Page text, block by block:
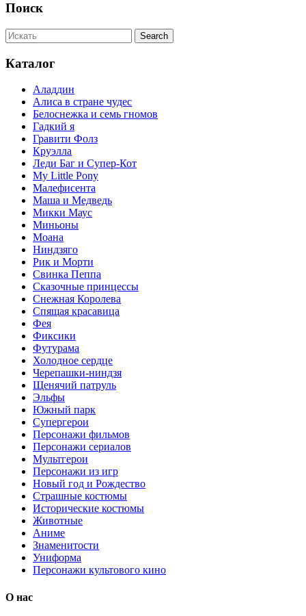
Поиск
Каталог
Аладдин
Алиса в стране чудес
Белоснежка и семь гномов
Гадкий я
Гравити Фолз
Круэлла
Леди Баг и Супер-Кот
My Little Pony
Малефисента
Маша и Медведь
Микки Маус
Миньоны
Моана
Ниндзяго
Рик и Морти
Свинка Пеппа
Сказочные принцессы
Снежная Королева
Спящая красавица
Фея
Фиксики
Футурама
Холодное сердце
Черепашки-ниндзя
Щенячий патруль
Эльфы
Южный парк
Супергерои
Персонажи фильмов
Персонажи сериалов
Мультгерои
Персонажи из игр
Новый год и Рождество
Страшные костюмы
Исторические костюмы
Животные
Аниме
Знаменитости
Униформа
Персонажи культового кино
О нас